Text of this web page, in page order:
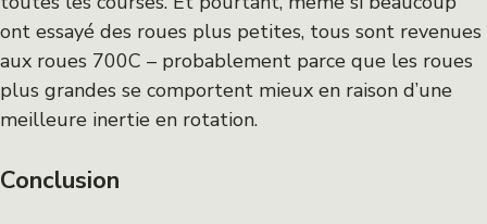
ont essayé des roues plus petites, tous sont revenues
aux roues 700C – probablement parce que les roues
plus grandes se comportent mieux en raison d’une
meilleure inertie en rotation.
Conclusion